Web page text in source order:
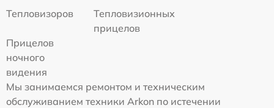
Тепловизоров
Тепловизионных
прицелов
Прицелов
ночного
видения
Мы занимаемся ремонтом и техническим
обслуживанием техники Arkon по истечении